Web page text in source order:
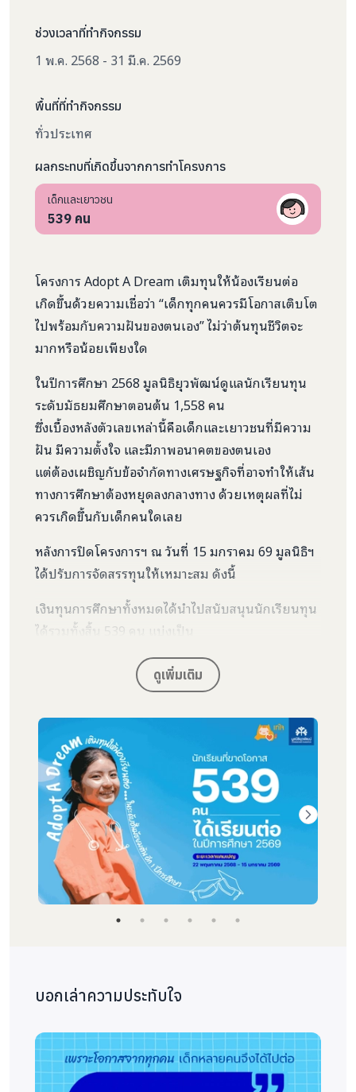
ช่วงเวลาที่ทำกิจกรรม
1 พ.ค. 2568 - 31 มี.ค. 2569
พื้นที่ที่ทำกิจกรรม
ทั่วประเทศ
ผลกระทบที่เกิดขึ้นจากการทำโครงการ
เด็กและเยาวชน
539 คน
โครงการ Adopt A Dream เติมทุนให้น้องเรียนต่อ
เกิดขึ้นด้วยความเชื่อว่า “เด็กทุกคนควรมีโอกาสเติบโต
ไปพร้อมกับความฝันของตนเอง” ไม่ว่าต้นทุนชีวิตจะ
มากหรือน้อยเพียงใด
ในปีการศึกษา 2568 มูลนิธิยุวพัฒน์ดูแลนักเรียนทุน
ระดับมัธยมศึกษาตอนต้น 1,558 คน
ซึ่งเบื้องหลังตัวเลขเหล่านี้คือเด็กและเยาวชนที่มีความ
ฝัน มีความตั้งใจ และมีภาพอนาคตของตนเอง
แต่ต้องเผชิญกับข้อจำกัดทางเศรษฐกิจที่อาจทำให้เส้น
ทางการศึกษาต้องหยุดลงกลางทาง ด้วยเหตุผลที่ไม่
ควรเกิดขึ้นกับเด็กคนใดเลย
หลังการปิดโครงการฯ ณ วันที่ 15 มกราคม 69 มูลนิธิฯ
ได้ปรับการจัดสรรทุนให้เหมาะสม ดังนี้
เงินทุนการศึกษาทั้งหมดได้นำไปสนับสนุนนักเรียนทุน
ได้รวมทั้งสิ้น 539 คน แบ่งเป็น
• นักเรียนระดับชั้น ม.1 จำนวน 381 คน
• นักเรียนระดับชั้น ม.3 จำนวน 158 คน
ในจำนวนนี้มีนักเรียนทุนที่อยู่ในพื้นที่ได้รับผลกระทบ
จากสถานการณ์น้ำท่วม รวม 151 คน
การสนับสนุนครั้งนี้ไม่เพียงช่วยลดภาระค่าใช้จ่ายด้าน
การศึกษาให้กับครอบครัว แต่ยังช่วยให้นักเรียนได้
เรียนต่อตลอดปีการศึกษา 2568 พร้อมก้าวเข้าสู่ปีการ
ศึกษา 2569 เพื่อเดินหน้าต่อบนเส้นทางอนาคตของ
ตนเอง
โดยเฉพาะนักเรียนในพื้นที่ที่ได้รับผลกระทบจาก
สถานการณ์น้ำท่วม ทุนการศึกษาครั้งนี้ยังเป็นพลัง
สำคัญ ไม่เพียงเป็นการช่วยให้เด็กได้เรียนต่อ แต่ยัง
จาก “เด็กที่เสี่ยงหลุดออกจากระบบการศึกษา”
สู่ “เด็กที่ยังมีเส้นทางให้ไปต่อ”
ทุนการศึกษาในโครงการนี้ จึงไม่ใช่เพียง
ความช่วยเหลือทางการเงิน แต่คือ “โอกาส”
และ “แรงสนับสนุน” ที่ยืนยันว่า เด็กทุกคน
ดูเพิ่มเติม
บอกเล่าความประทับใจ